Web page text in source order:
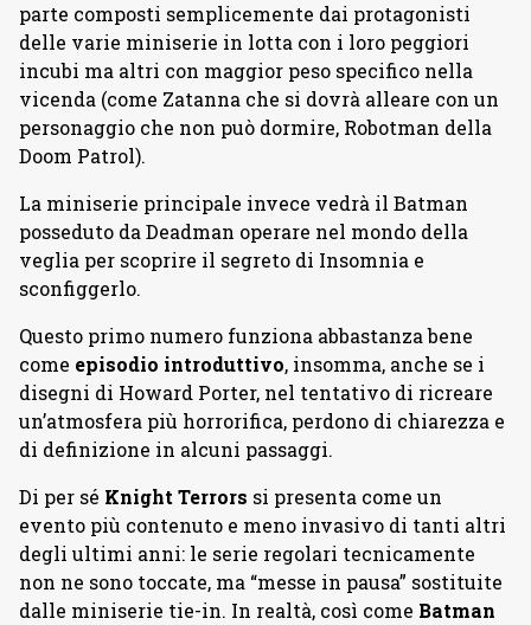
parte composti semplicemente dai protagonisti
delle varie miniserie in lotta con i loro peggiori
incubi ma altri con maggior peso specifico nella
vicenda (come Zatanna che si dovrà alleare con un
personaggio che non può dormire, Robotman della
Doom Patrol).
La miniserie principale invece vedrà il Batman
posseduto da Deadman operare nel mondo della
veglia per scoprire il segreto di Insomnia e
sconfiggerlo.
Questo primo numero funziona abbastanza bene
come episodio introduttivo, insomma, anche se i
disegni di Howard Porter, nel tentativo di ricreare
un’atmosfera più horrorifica, perdono di chiarezza e
di definizione in alcuni passaggi.
Di per sé Knight Terrors si presenta come un
evento più contenuto e meno invasivo di tanti altri
degli ultimi anni: le serie regolari tecnicamente
non ne sono toccate, ma “messe in pausa” sostituite
dalle miniserie tie-in. In realtà, così come Batman